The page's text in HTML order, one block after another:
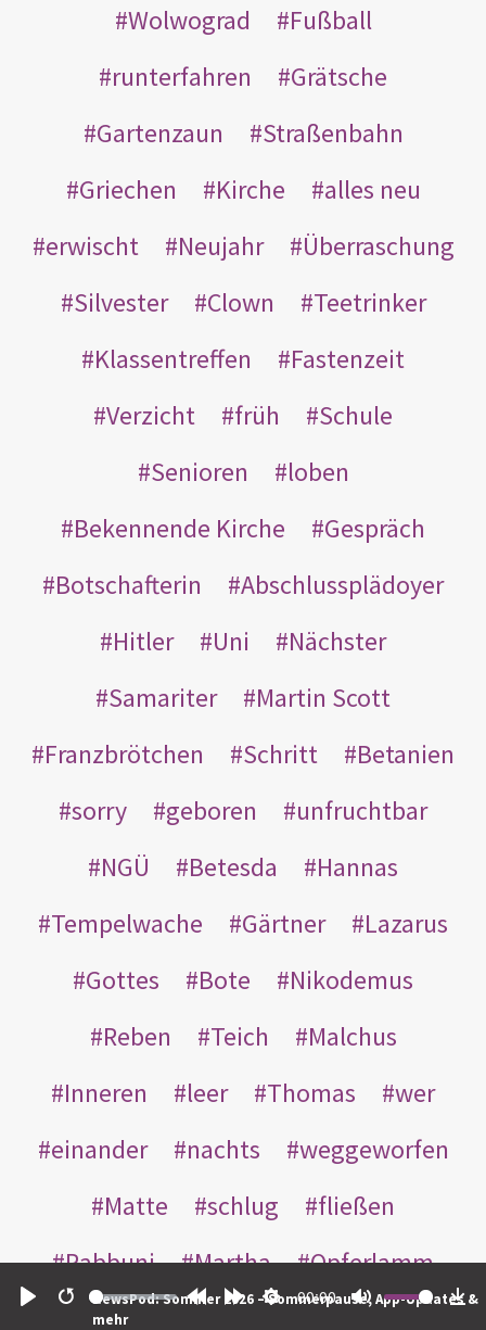
Restart
00:00
NewsPod: Sommer 2026 – Sommerpause, App-Updates &
mehr
Wolwograd
Fußball
runterfahren
Grätsche
Gartenzaun
Straßenbahn
Griechen
Kirche
alles neu
erwischt
Neujahr
Überraschung
Silvester
Clown
Teetrinker
Klassentreffen
Fastenzeit
Verzicht
früh
Schule
Senioren
loben
Bekennende Kirche
Gespräch
Botschafterin
Abschlussplädoyer
Hitler
Uni
Nächster
Samariter
Martin Scott
Franzbrötchen
Schritt
Betanien
sorry
geboren
unfruchtbar
NGÜ
Betesda
Hannas
Tempelwache
Gärtner
Lazarus
Gottes
Bote
Nikodemus
Reben
Teich
Malchus
Inneren
leer Thomas
wer
einander
nachts
weggeworfen
Matte
schlug
fließen
Rabbuni
Martha
Opferlamm
gewaschen
jüdischen